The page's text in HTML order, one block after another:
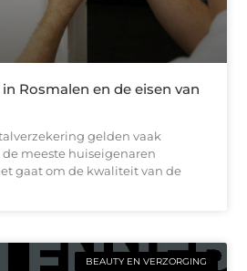
Rosmalen en de eisen van
gelden vaak
meeste huiseigenaren
gaat om de kwaliteit van de
BEAUTY EN VERZORGING